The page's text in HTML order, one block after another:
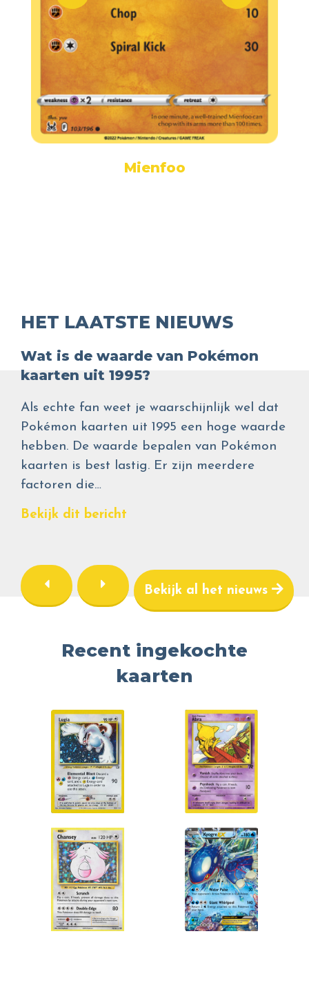
Mienfoo
HET LAATSTE NIEUWS
Wat is de waarde van Pokémon
kaarten uit 1995?
Als echte fan weet je waarschijnlijk wel dat
Pokémon kaarten uit 1995 een hoge waarde
hebben. De waarde bepalen van Pokémon
kaarten is best lastig. Er zijn meerdere
factoren die…
Bekijk dit bericht
Bekijk al het nieuws
Recent ingekochte
kaarten